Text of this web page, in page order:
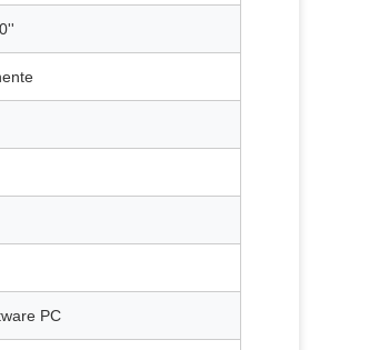
PC